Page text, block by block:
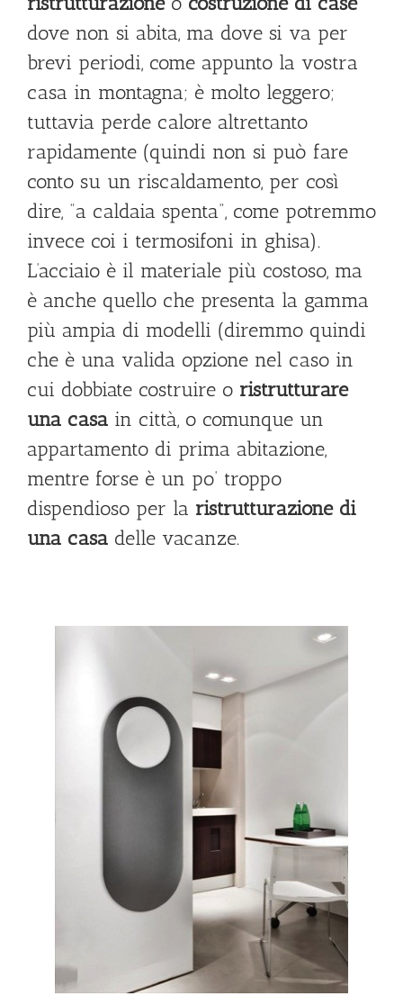
dove non si abita, ma dove si va per
brevi periodi, come appunto la vostra
casa in montagna; è molto leggero;
tuttavia perde calore altrettanto
rapidamente (quindi non si può fare
conto su un riscaldamento, per così
dire, “a caldaia spenta”, come potremmo
invece coi i termosifoni in ghisa).
L’acciaio è il materiale più costoso, ma
è anche quello che presenta la gamma
più ampia di modelli (diremmo quindi
che è una valida opzione nel caso in
cui dobbiate costruire o ristrutturare
una casa in città, o comunque un
appartamento di prima abitazione,
mentre forse è un po’ troppo
dispendioso per la ristrutturazione di
una casa delle vacanze.